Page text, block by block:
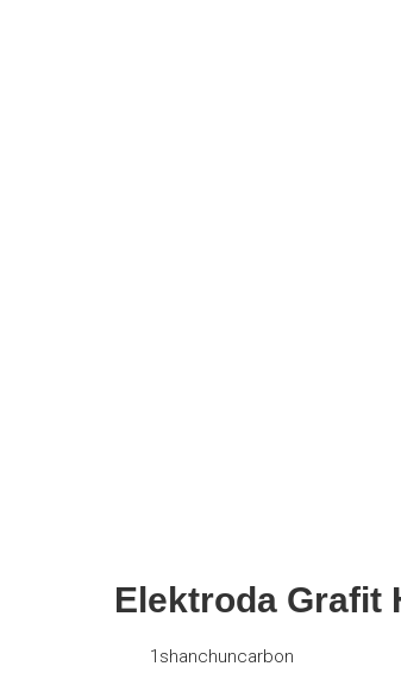
Elektroda Grafit
1shanchuncarbon